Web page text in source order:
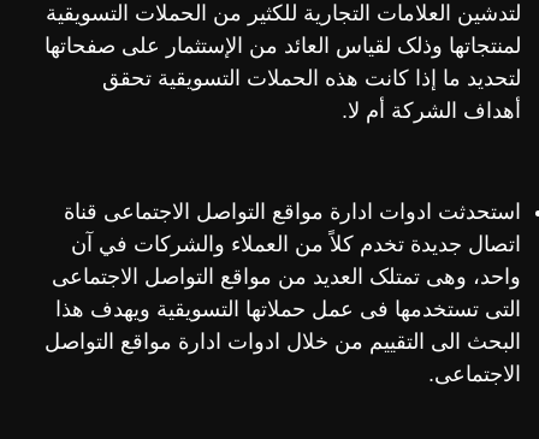
لتدشين العلامات التجارية للکثير من الحملات التسويقية
لمنتجاتها وذلک لقياس العائد من الإستثمار على صفحاتها
لتحديد ما إذا کانت هذه الحملات التسويقية تحقق
أهداف الشرکة أم لا.
استحدثت ادوات ادارة مواقع التواصل الاجتماعى قناة
اتصال جديدة تخدم کلاً من العملاء والشرکات في آن
واحد، وهى تمتلک العديد من مواقع التواصل الاجتماعى
التى تستخدمها فى عمل حملاتها التسويقية ويهدف هذا
البحث الى التقييم من خلال ادوات ادارة مواقع التواصل
الاجتماعى.